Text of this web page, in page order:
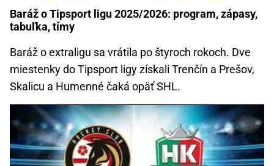
Baráž o Tipsport ligu 2025/2026: program, zápasy,
tabuľka, tímy
Baráž o extraligu sa vrátila po štyroch rokoch. Dve
miestenky do Tipsport ligy získali Trenčín a Prešov,
Skalicu a Humenné čaká opäť SHL.